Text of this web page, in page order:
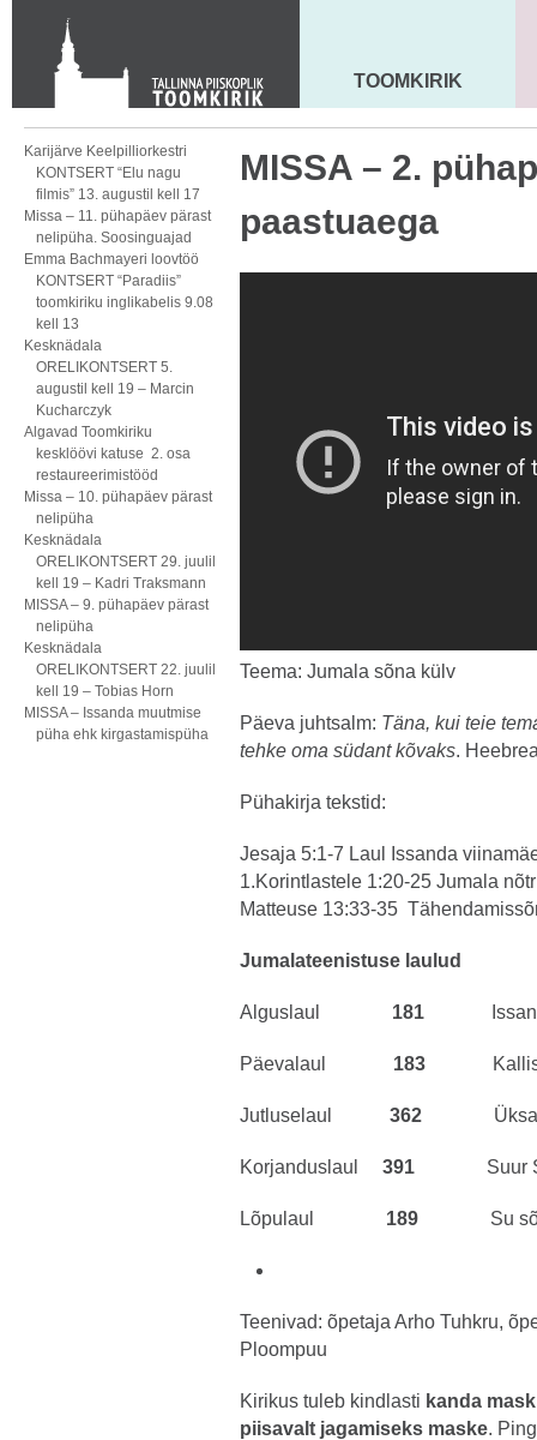
KONTAKT
Toom-Kooli 6, 10130 TALLINN
tallinna.toom@eelk.ee
MAARJA KIRIK
TOOMKIRIK
Karijärve Keelpilliorkestri
KONTSERT “Elu nagu
filmis” 13. augustil kell 17
Missa – 11. pühapäev pärast
nelipüha. Soosinguajad
Emma Bachmayeri loovtöö
KONTSERT “Paradiis”
toomkiriku inglikabelis 9.08
kell 13
Kesknädala
ORELIKONTSERT 5.
augustil kell 19 – Marcin
Kucharczyk
Algavad Toomkiriku
kesklöövi katuse 2. osa
restaureerimistööd
Missa – 10. pühapäev pärast
nelipüha
Kesknädala
ORELIKONTSERT 29. juulil
kell 19 – Kadri Traksmann
MISSA – 9. pühapäev pärast
nelipüha
Kesknädala
ORELIKONTSERT 22. juulil
kell 19 – Tobias Horn
MISSA – Issanda muutmise
püha ehk kirgastamispüha
MISSA – 2.
paastuaega
Teema: Jumala sõna külv
Päeva juhtsalm: Täna, kui teie
tehke oma südant kõvaks.
Pühakirja tekstid:
Jesaja 5:1-7 Laul Issanda
1.Korintlastele 1:20-25 Jumala
Matteuse 13:33-35
Jumalateenistuse laulud
Alguslaul 181
Päevalaul 183
Jutluselaul 362
Korjanduslaul 391 Suur
Lõpulaul 189 Su
Teenivad: õpetaja Arho Tuhkru,
Ploompuu
Kirikus tuleb kindlasti kanda
piisavalt jagamiseks maske.